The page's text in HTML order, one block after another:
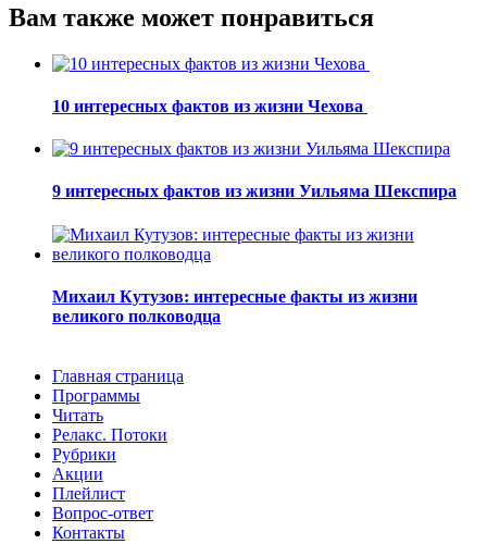
Вам также может понравиться
10 интересных фактов из жизни Чехова
9 интересных фактов из жизни Уильяма Шекспира
Михаил Кутузов: интересные факты из жизни
великого полководца
Главная страница
Программы
Читать
Релакс. Потоки
Рубрики
Акции
Плейлист
Вопрос-ответ
Контакты